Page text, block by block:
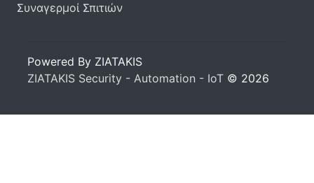
Συναγερμοί Σπιτιών
Powered By ZIATAKIS
ZIATAKIS Security - Automation - IoT © 2026